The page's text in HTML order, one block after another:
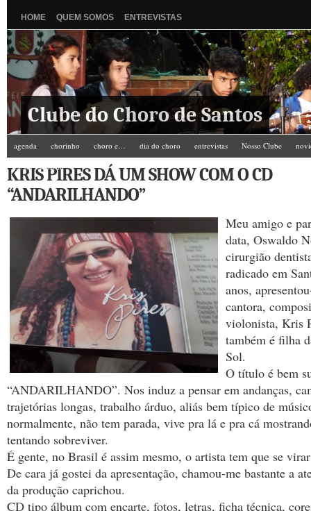
HOME QUEM SOMOS ENTREVISTAS
Clube do Choro de Santos
agenda chorinho choro e… dia do choro entrevistas Nosso Clube
Zé do Camarim
KRIS PIRES DÁ UM SHOW COM O CD
“ANDARILHANDO”
Meu amigo e
data, Oswaldo
cirurgião
radicado em
anos,
cantora,
violonista, Kris
também é filha
Sol.
O título é bem
“ANDARILHANDO”. Nos induz a pensar em andanças,
trajetórias longas, trabalho árduo, aliás bem típico de
normalmente, não tem parada, vive pra lá e pra cá
tentando sobreviver.
É gente, no Brasil é assim mesmo, o artista tem que se
De cara já gostei da apresentação, chamou-me bastante a
da produção caprichou.
CD tipo álbum com encarte, fotos, letras, ficha técnica,